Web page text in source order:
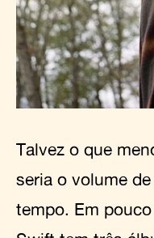
Talvez o que
seria o volume
tempo. Em